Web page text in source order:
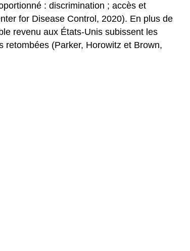
: discrimination ; accès et
for Disease Control, 2020). En plus de
revenu aux États-Unis subissent les
retombées (Parker, Horowitz et Brown,